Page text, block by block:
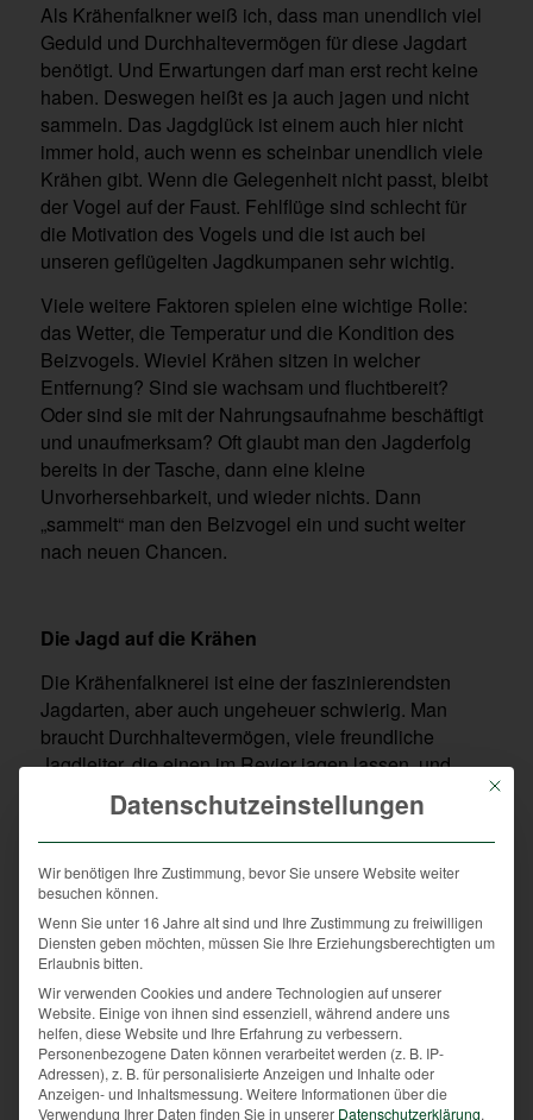
Als Krähenfalkner weiß ich, dass man unendlich viel
Geduld und Durchhaltevermögen für diese Jagdart
benötigt. Und Erwartungen darf man erst recht keine
haben. Deswegen heißt es ja auch jagen und nicht
sammeln. Das Jagdglück ist einem auch hier nicht
immer hold, auch wenn es scheinbar unendlich viele
Krähen gibt. Wenn die Gelegenheit nicht passt, bleibt
der Vogel auf der Faust. Fehlflüge sind schlecht für
die Motivation des Vogels und die ist auch bei
unseren geflügelten Jagdkumpanen sehr wichtig.
Viele weitere Faktoren spielen eine wichtige Rolle:
das Wetter, die Temperatur und die Kondition des
Beizvogels. Wieviel Krähen sitzen in welcher
Entfernung? Sind sie wachsam und fluchtbereit?
Oder sind sie mit der Nahrungsaufnahme beschäftigt
und unaufmerksam? Oft glaubt man den Jagderfolg
bereits in der Tasche, dann eine kleine
Unvorhersehbarkeit, und wieder nichts. Dann
„sammelt“ man den Beizvogel ein und sucht weiter
nach neuen Chancen.
Die Jagd auf die Krähen
Die Krähenfalknerei ist eine der faszinierendsten
Jagdarten, aber auch ungeheuer schwierig. Man
braucht Durchhaltevermögen, viele freundliche
Jagdleiter, die einen im Revier jagen lassen, und
allem voran natürlich einen geeigneten Beizvogel. Ob
Habicht oder Falke, hängt von der Beschaffenheit des
Reviers ab. In Waldstücken, bei kleinen Feldern und
Grünflächen ist man mit einem Habicht gut beraten.
Bei großen Wiesen, weiten Äckern und kleinen
Baumgruppen ist man mit einem Falken besser dran.
Einiges gibt es zu bedenken, bevor man sich
überhaupt einen Beizvogel aufstellt.
Welcher Greifvogel passt zu mir?
Mit
Datenschutzeinstellungen
Wir benötigen Ihre Zustimmung, bevor Sie unsere Website weiter
besuchen können.
Wenn Sie unter 16 Jahre alt sind und Ihre Zustimmung zu freiwilligen
Diensten geben möchten, müssen Sie Ihre Erziehungsberechtigten um
Erlaubnis bitten.
Wir verwenden Cookies und andere Technologien auf unserer
Website. Einige von ihnen sind essenziell, während andere uns
helfen, diese Website und Ihre Erfahrung zu verbessern.
Personenbezogene Daten können verarbeitet werden (z. B. IP-
Adressen), z. B. für personalisierte Anzeigen und Inhalte oder
Anzeigen- und Inhaltsmessung. Weitere Informationen über die
Verwendung Ihrer Daten finden Sie in unserer Datenschutzerklärung.